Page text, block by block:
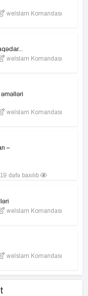
weIslam Komandası
weIslam Komandası
weIslam Komandası
–
dəfə baxılıb
weIslam Komandası
weIslam Komandası